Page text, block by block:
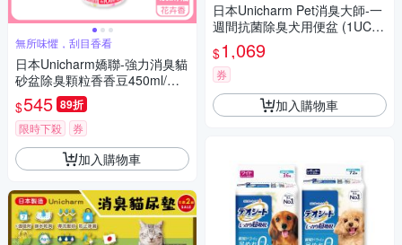
無所味懼，刮目香看
日本Unicharm嬌聯-強力消臭貓
砂盆除臭顆粒香香豆450ml/瓶
(貓咪廁所芳香吸臭劑,消臭大師
貓砂隔臭留香珠,鏟屎官必備去
異味香氛豆)
$545 89折
限時下殺 券
加入購物車
日本Unicharm Pet消臭大師-一
週間抗菌除臭犬用便盆 (1UCD
10008)
$1,069
券
加入購物車